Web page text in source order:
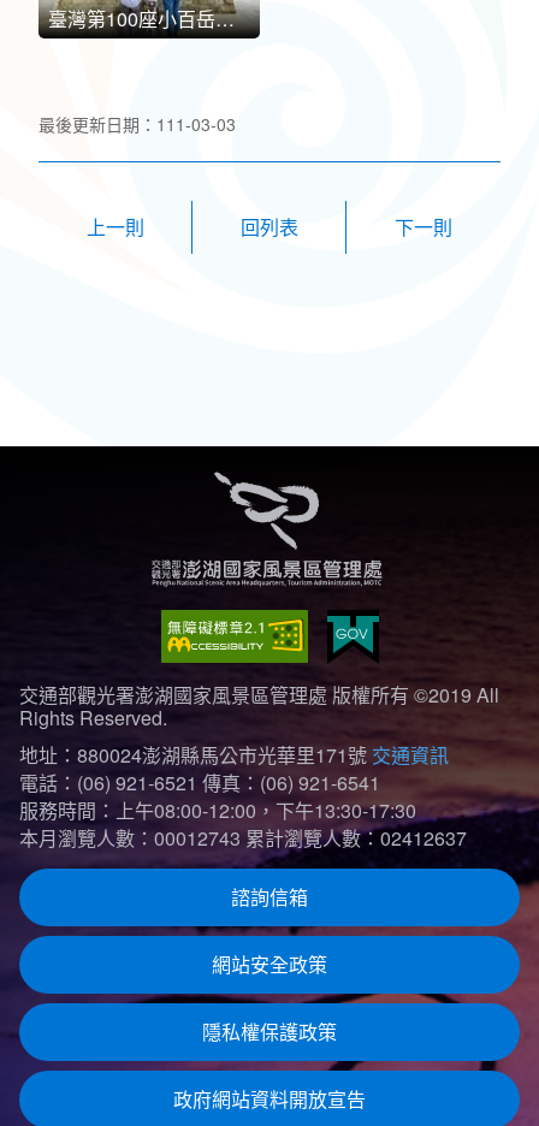
臺灣第100座小百岳澎湖「蛇頭山」 歡迎登頂拍照打卡
最後更新日期：111-03-03
上一則 下一則
交通部觀光署澎湖國家風景區管理處 版權所有 ©2019 All
Rights Reserved.
地址：880024澎湖縣馬公市光華里171號 交通資訊
電話：(06) 921-6521 傳真：(06) 921-6541
服務時間：上午08:00-12:00，下午13:30-17:30
本月瀏覽人數：00012743 累計瀏覽人數：02412637
諮詢信箱
網站安全政策
隱私權保護政策
政府網站資料開放宣告